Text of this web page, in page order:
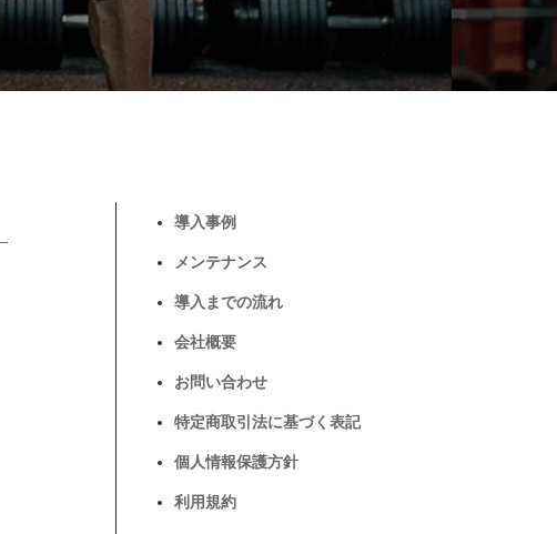
導入事例
メンテナンス
導入までの流れ
会社概要
お問い合わせ
特定商取引法に基づく表記
個人情報保護方針
利用規約